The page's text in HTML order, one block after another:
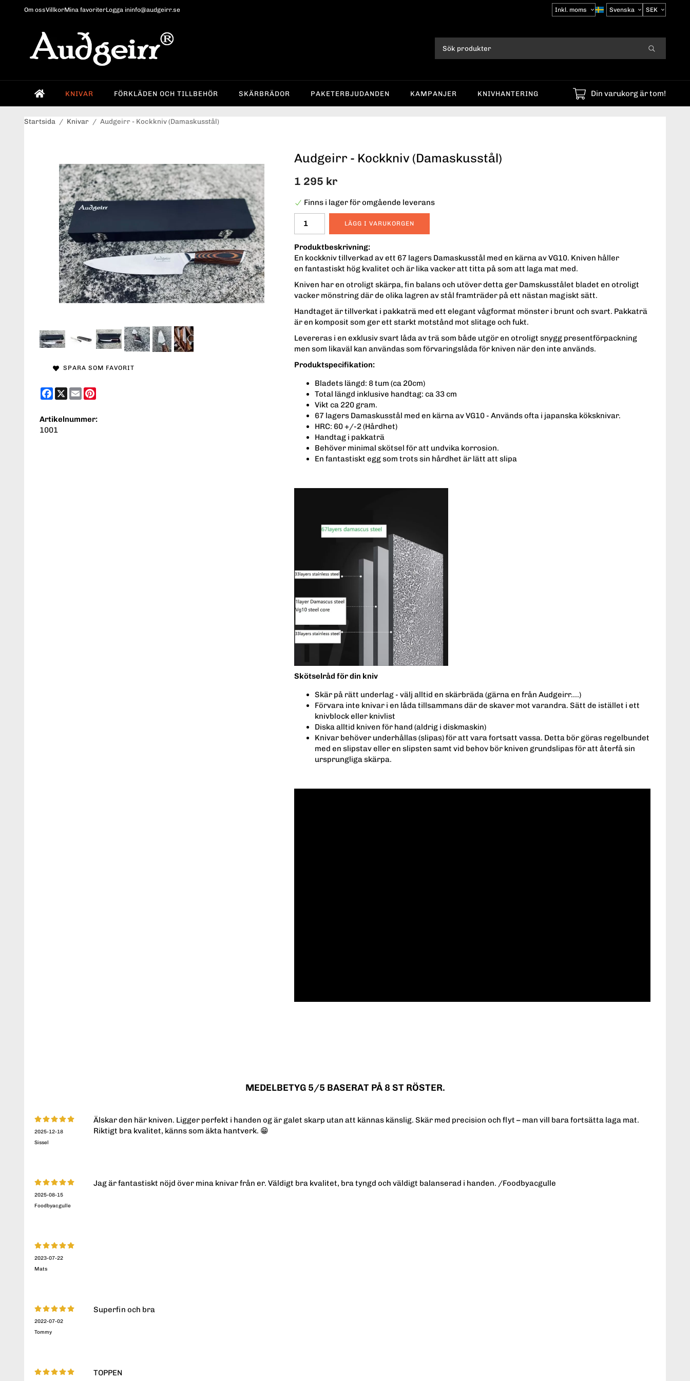
Om ossVillkorMina favoriterLogga ininfo@audgeirr.se
Välj
moms
KNIVAR FÖRKLÄDEN OCH TILLBEHÖR SKÄRBRÄDOR PAKETERBJUDANDEN KAMPANJER KNIVHANTERING Din varukorg är tom!
Startsida / Knivar / Audgeirr - Kockkniv (Damaskusstål)
Audgeirr - Kockkniv (Damaskusstål)
1 295 kr
Finns i lager för omgående leverans
LÄGG I VARUKORGEN
Produktbeskrivning:
En kockkniv tillverkad av ett 67 lagers Damaskusstål med en kärna av VG10. Kniven håller
en fantastiskt hög kvalitet och är lika vacker att titta på som att laga mat med.
Kniven har en otroligt skärpa, fin balans och utöver detta ger Damskusstålet bladet en otroligt
vacker mönstring där de olika lagren av stål framträder på ett nästan magiskt sätt.
Handtaget är tillverkat i pakkaträ med ett elegant vågformat mönster i brunt och svart. Pakkaträ
är en komposit som ger ett starkt motstånd mot slitage och fukt.
Levereras i en exklusiv svart låda av trä som både utgör en otroligt snygg presentförpackning
men som likaväl kan användas som förvaringslåda för kniven när den inte används.
Produktspecifikation:
Bladets längd: 8 tum (ca 20cm)
Total längd inklusive handtag: ca 33 cm
Vikt ca 220 gram.
67 lagers Damaskusstål med en kärna av VG10 - Används ofta i japanska köksknivar.
HRC: 60 +/-2 (Hårdhet)
Handtag i pakkaträ
Behöver minimal skötsel för att undvika korrosion.
En fantastiskt egg som trots sin hårdhet är lätt att slipa
Skötselråd för din kniv
Skär på rätt underlag - välj alltid en skärbräda (gärna en från Audgeirr....)
Förvara inte knivar i en låda tillsammans där de skaver mot varandra. Sätt de istället i ett
knivblock eller knivlist
Diska alltid kniven för hand (aldrig i diskmaskin)
Knivar behöver underhållas (slipas) för att vara fortsatt vassa. Detta bör göras regelbundet
med en slipstav eller en slipsten samt vid behov bör kniven grundslipas för att återfå sin
ursprungliga skärpa.
SPARA SOM FAVORIT
Facebook
X Email
Artikelnummer:
1001
MEDELBETYG 5/5 BASERAT PÅ8 ST RÖSTER.
2025-12-18
Sissel
Älskar den här kniven. Ligger perfekt i handen og är galet skarp utan att kännas känslig. Skär med precision och flyt – man vill bara fortsätta laga mat.
Riktigt bra kvalitet, känns som äkta hantverk. 😁
2025-08-15
Foodbyacgulle
Jag är fantastiskt nöjd över mina knivar från er. Väldigt bra kvalitet, bra tyngd och väldigt balanserad i handen. /Foodbyacgulle
2023-07-22
Mats
2022-07-02
Tommy
Superfin och bra
TOPPEN